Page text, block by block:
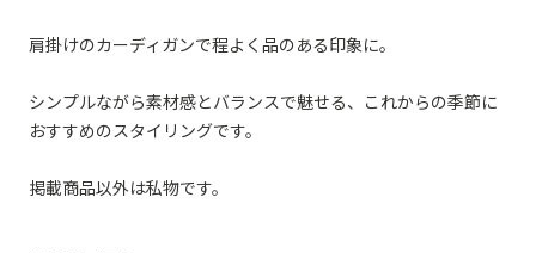
肩掛けのカーディガンで程よく品のある印象に。
シンプルながら素材感とバランスで魅せる、これからの季節に
おすすめのスタイリングです。
掲載商品以外は私物です。